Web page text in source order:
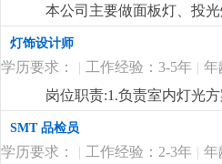
质量控制及生产效率提升4.
较强的事业心、团队合作
本公司主要做面板灯、投
灯饰设计师
学历要求： | 工作经验：3-5年 | 年
岗位职责:1.负责室内灯光
开发。岗位要求:1.3年以上
台灯、壁灯、办公线条灯
更详细...
SMT 品检员
学历要求： | 工作经验：2-3年 | 年